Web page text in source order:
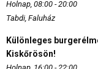
Holnap, 08:00 - 20:00
Tabdi, Faluház
Különleges
Kiskőrösön!